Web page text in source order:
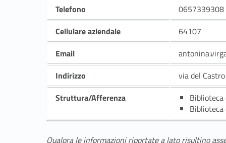
Telefono
0657339308
Cellulare aziendale
64107
Email
Indirizzo
via del
Struttura/Afferenza
Biblioteca
Biblioteca
Qualora le informazioni riportate a lato risultino